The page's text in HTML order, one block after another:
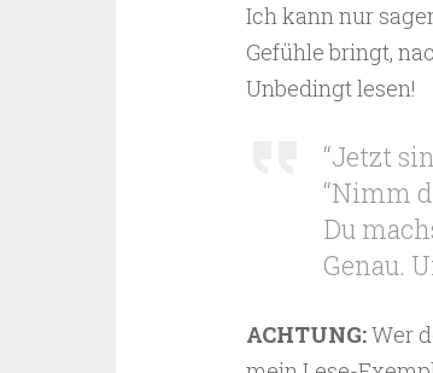
Ich kann nur
Gefühle bringt,
Unbedingt lesen!
“Jetzt
“Nimm
Du
Genau.
ACHTUNG:Wer